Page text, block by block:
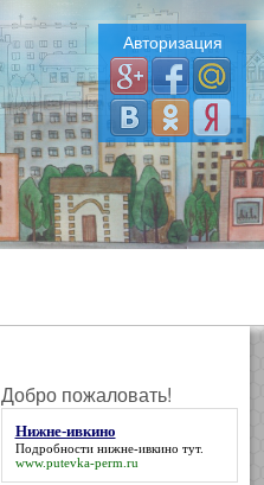
Авторизация
Добро пожаловать!
Нижне-ивкино
Подробности нижне-ивкино тут.
www.putevka-perm.ru